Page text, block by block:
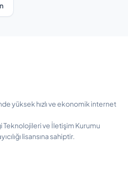
yüksek hızlı ve ekonomik internet
Teknolojileri ve İletişim Kurumu
lisansına sahiptir.